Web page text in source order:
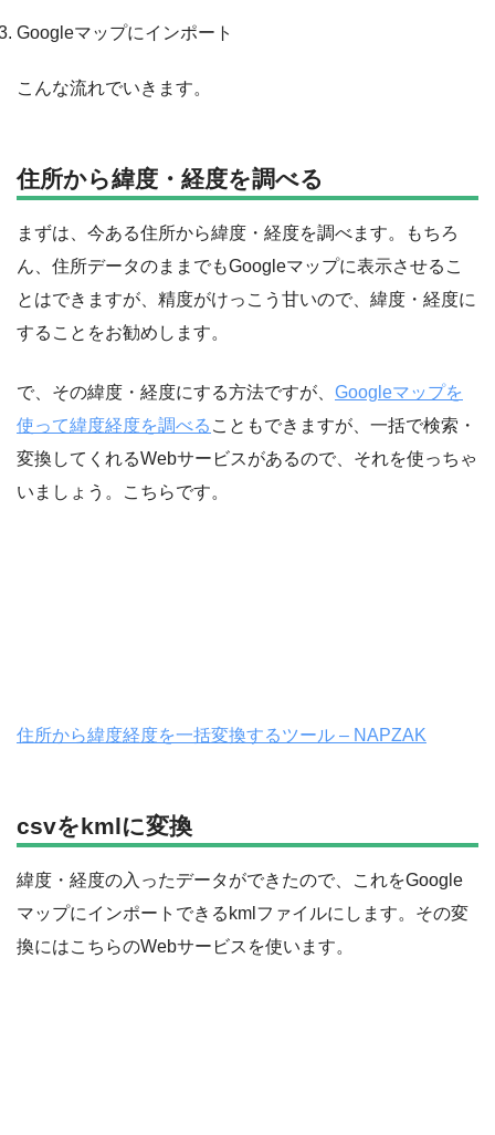
Googleマップにインポート
こんな流れでいきます。
住所から緯度・経度を調べる
まずは、今ある住所から緯度・経度を調べます。もちろ
ん、住所データのままでもGoogleマップに表示させるこ
とはできますが、精度がけっこう甘いので、緯度・経度に
することをお勧めします。
で、その緯度・経度にする方法ですが、 Googleマップを
使って緯度経度を調べる こともできますが、一括で検索・
変換してくれるWebサービスがあるので、それを使っちゃ
いましょう。こちらです。
住所から緯度経度を一括変換するツール – NAPZAK
csvをkmlに変換
緯度・経度の入ったデータができたので、これをGoogle
マップにインポートできるkmlファイルにします。その変
換にはこちらのWebサービスを使います。